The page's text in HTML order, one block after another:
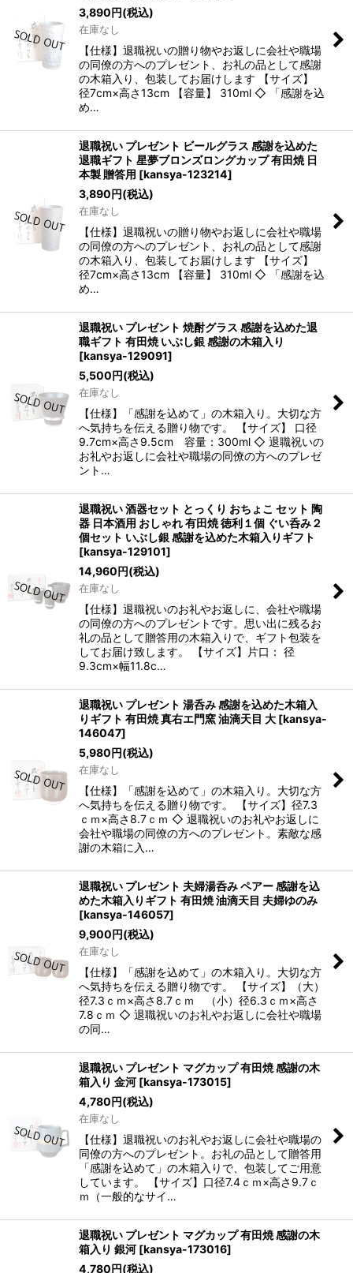
3,890円(税込)
在庫なし
【仕様】退職祝いの贈り物やお返しに会社や職場
の同僚の方へのプレゼント、お礼の品として感謝
の木箱入り、包装してお届けします 【サイズ】
径7cm×高さ13cm 【容量】 310ml ◇ 「感謝を込
め…
退職祝い プレゼント ビールグラス 感謝を込めた
退職ギフト 星夢ブロンズロングカップ 有田焼 日
本製 贈答用 [kansya-123214]
3,890円(税込)
在庫なし
【仕様】退職祝いの贈り物やお返しに会社や職場
の同僚の方へのプレゼント、お礼の品として感謝
の木箱入り、包装してお届けします 【サイズ】
径7cm×高さ13cm 【容量】 310ml ◇ 「感謝を込
め…
退職祝い プレゼント 焼酎グラス 感謝を込めた退
職ギフト 有田焼 いぶし銀 感謝の木箱入り
[kansya-129091]
5,500円(税込)
在庫なし
【仕様】「感謝を込めて」の木箱入り。大切な方
へ気持ちを伝える贈り物です。 【サイズ】 口径
9.7cm×高さ9.5cm 容量：300ml ◇ 退職祝いの
お礼やお返しに会社や職場の同僚の方へのプレゼ
ント…
退職祝い 酒器セット とっくり おちょこ セット 陶
器 日本酒用 おしゃれ 有田焼 徳利１個 ぐい呑み２
個セット いぶし銀 感謝を込めた木箱入りギフト
[kansya-129101]
14,960円(税込)
在庫なし
【仕様】退職祝いのお礼やお返しに、会社や職場
の同僚の方へのプレゼントです。思い出に残るお
礼の品として贈答用の木箱入りで、ギフト包装を
してお届け致します。 【サイズ】片口： 径
9.3cm×幅11.8c…
退職祝い プレゼント 湯呑み 感謝を込めた木箱入
りギフト 有田焼 真右エ門窯 油滴天目 大 [kansya-
146047]
5,980円(税込)
在庫なし
【仕様】「感謝を込めて」の木箱入り。大切な方
へ気持ちを伝える贈り物です。 【サイズ】径7.3
ｃｍ×高さ8.7ｃｍ ◇ 退職祝いのお礼やお返しに
会社や職場の同僚の方へのプレゼント。素敵な感
謝の木箱に入…
退職祝い プレゼント 夫婦湯呑み ペアー 感謝を込
めた木箱入りギフト 有田焼 油滴天目 夫婦ゆのみ
[kansya-146057]
9,900円(税込)
在庫なし
【仕様】「感謝を込めて」の木箱入り。大切な方
へ気持ちを伝える贈り物です。 【サイズ】（大）
径7.3ｃｍ×高さ8.7ｃｍ （小）径6.3ｃｍ×高さ
7.8ｃｍ ◇ 退職祝いのお礼やお返しに会社や職場
の同…
退職祝い プレゼント マグカップ 有田焼 感謝の木
箱入り 金河 [kansya-173015]
4,780円(税込)
在庫なし
【仕様】退職祝いのお礼やお返しに会社や職場の
同僚の方へのプレゼント。お礼の品として贈答用
「感謝を込めて」の木箱入りで、包装してご用意
しています。 【サイズ】口径7.4ｃｍ×高さ9.7ｃ
ｍ（一般的なサイ…
退職祝い プレゼント マグカップ 有田焼 感謝の木
箱入り 銀河 [kansya-173016]
4,780円(税込)